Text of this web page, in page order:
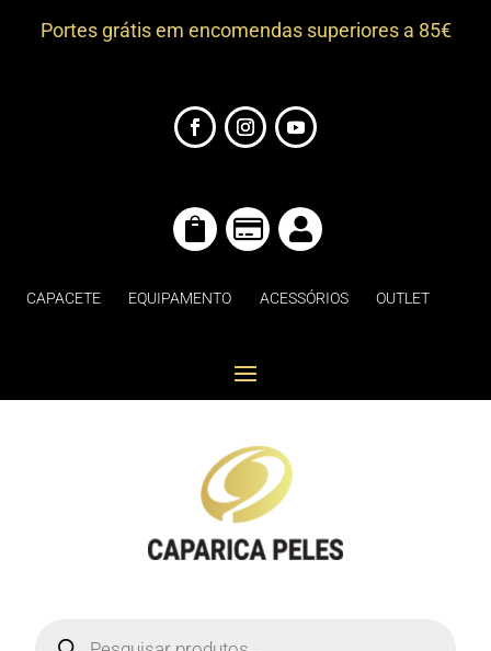
Portes grátis em encomendas superiores a 85€
  
CAPACETE EQUIPAMENTO ACESSÓRIOS OUTLET
search